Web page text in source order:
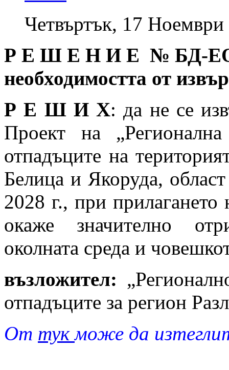
Четвъртък, 17
Р Е Ш Е Н И Е № БД-
необходимостта от
Р Е Ш И Х: да не се
Проект на
отпадъците на
Белица и Якоруда,
2028 г., при прилагането
окаже значително
околната среда и
възложител:
отпадъците за регион
От тукможе да